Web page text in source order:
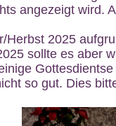
angezeigt wird.
Herbst 2025
sollte es aber
so gut. Dies